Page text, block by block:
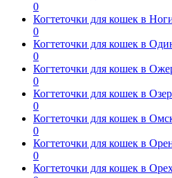
0
Когтеточки для кошек в
0
Когтеточки для кошек в
0
Когтеточки для кошек в
0
Когтеточки для кошек в
0
Когтеточки для кошек в
0
Когтеточки для кошек в
0
Когтеточки для кошек в